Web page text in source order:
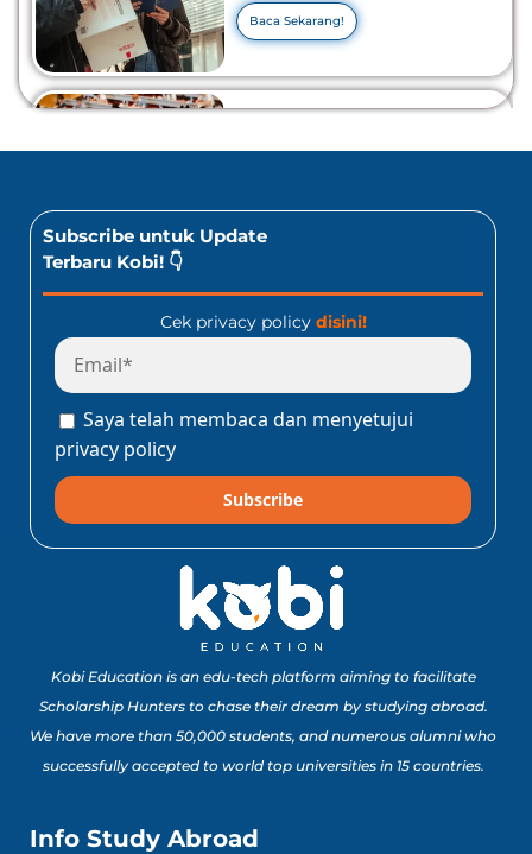
Tahu Info Selengkapnya!
Baca Sekarang!
Jangan Kelewatan!
Baca Sekarang!
Edukatif ke Jepang!
10 Lomba Jurusan
Matematika untuk
Portofolio Anak SMA
Buat Study Abroad Yang
8 Lomba Jurusan
Psikologi untuk
Buat Persiapan Study
Baca Sekarang!
Subscribe untuk Update
Terbaru Kobi! 👇
Cek privacy policy disini!
Saya telah membaca dan menyetujui
privacy policy
Subscribe
Kobi Education is an edu-tech platform aiming to facilitate
Scholarship Hunters to chase their dream by studying abroad.
We have more than 50,000 students, and numerous alumni who
successfully accepted to world top universities in 15 countries.
Info Study Abroad